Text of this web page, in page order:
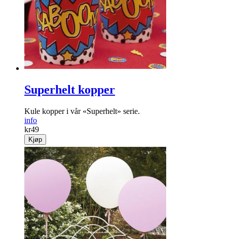
Superhelt kopper
Kule kopper i vår «Superhelt» serie.
info
kr49
Kjøp